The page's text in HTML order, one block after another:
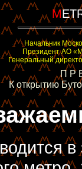
M
Начальник
Президент АО
Генеральный
П Р
К открытию